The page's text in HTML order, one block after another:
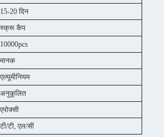
15-20 दिन
स्क्रू कैप
10000pcs
मानक
एल्यूमीनियम
अनुकूलित
एपोक्सी
टी/टी, एल/सी